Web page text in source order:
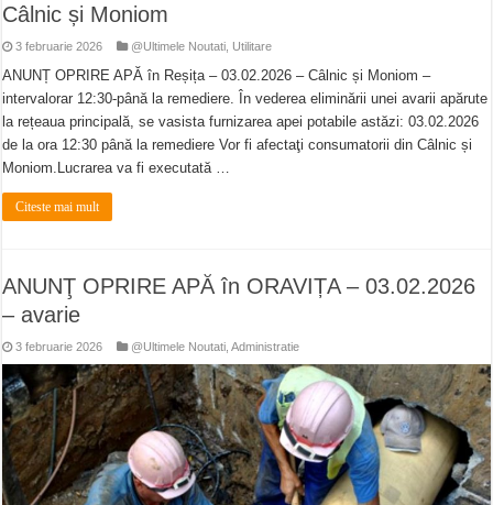
Câlnic și Moniom
3 februarie 2026 @Ultimele Noutati Utilitare
ANUNȚ OPRIRE APĂ în Reșița – 03.02.2026 – Câlnic și Moniom –
intervalorar 12:30-până la remediere. În vederea eliminării unei avarii apărute
la rețeaua principală, se vasista furnizarea apei potabile astăzi: 03.02.2026
de la ora 12:30 până la remediere Vor fi afectaţi consumatorii din Câlnic și
Moniom.Lucrarea va fi executată …
Citeste mai mult
ANUNŢ OPRIRE APĂ în ORAVIȚA – 03.02.2026
– avarie
3 februarie 2026 @Ultimele Noutati ,Administratie